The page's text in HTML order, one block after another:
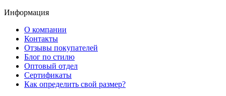
Информация
О компании
Контакты
Отзывы покупателей
Блог по стилю
Оптовый отдел
Сертификаты
Как определить свой размер?